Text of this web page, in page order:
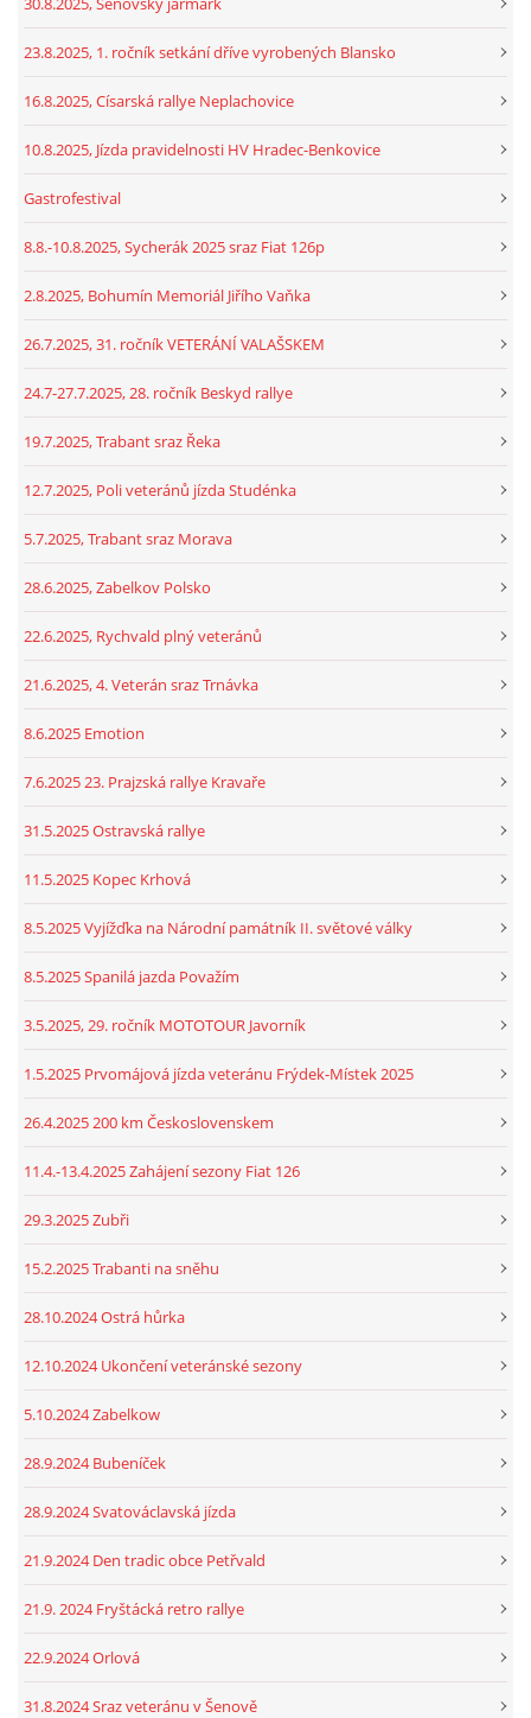
23.8.2025, 1. ročník setkání dříve vyrobených Blansko
16.8.2025, Císarská rallye Neplachovice
10.8.2025, Jízda pravidelnosti HV Hradec-Benkovice
Gastrofestival
8.8.-10.8.2025, Sycherák 2025 sraz Fiat 126p
2.8.2025, Bohumín Memoriál Jiřího Vaňka
26.7.2025, 31. ročník VETERÁNÍ VALAŠSKEM
24.7-27.7.2025, 28. ročník Beskyd rallye
19.7.2025, Trabant sraz Řeka
12.7.2025, Poli veteránů jízda Studénka
5.7.2025, Trabant sraz Morava
28.6.2025, Zabelkov Polsko
22.6.2025, Rychvald plný veteránů
21.6.2025, 4. Veterán sraz Trnávka
8.6.2025 Emotion
7.6.2025 23. Prajzská rallye Kravaře
31.5.2025 Ostravská rallye
11.5.2025 Kopec Krhová
8.5.2025 Vyjížďka na Národní památník II. světové války
8.5.2025 Spanilá jazda Považím
3.5.2025, 29. ročník MOTOTOUR Javorník
1.5.2025 Prvomájová jízda veteránu Frýdek-Místek 2025
26.4.2025 200 km Československem
11.4.-13.4.2025 Zahájení sezony Fiat 126
29.3.2025 Zubři
15.2.2025 Trabanti na sněhu
28.10.2024 Ostrá hůrka
12.10.2024 Ukončení veteránské sezony
5.10.2024 Zabelkow
28.9.2024 Bubeníček
28.9.2024 Svatováclavská jízda
21.9.2024 Den tradic obce Petřvald
21.9. 2024 Fryštácká retro rallye
22.9.2024 Orlová
31.8.2024 Sraz veteránu v Šenově